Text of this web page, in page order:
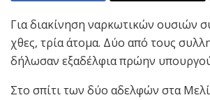
Για διακίνηση ναρκωτικών ουσιών
χθες, τρία άτομα. Δύο από τους
δήλωσαν εξαδέλφια πρώην
Στο σπίτι των δύο αδελφών στα